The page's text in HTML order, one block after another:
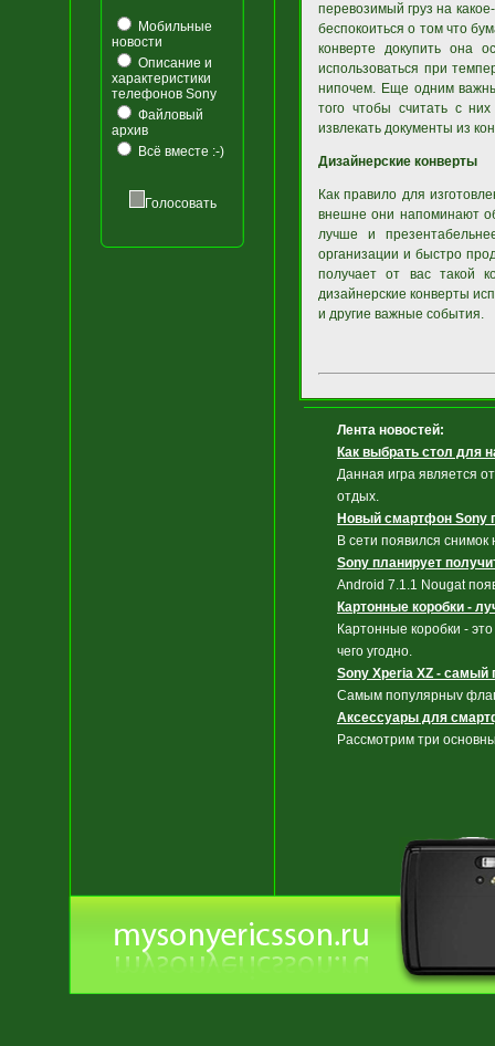
Мобильные
новости
Описание и
характеристики
телефонов Sony
Файловый
архив
Всё вместе :-)
Голосовать
перевозимый груз на
беспокоиться о том что
конверте докупить она
использоваться при
нипочем. Еще одним
того чтобы считать с
извлекать документы из
Дизайнерские конверты
Как правило для
внешне они напоминают
лучше и
организации и быстро
получает от вас такой
дизайнерские конверты
и другие важные события.
Лента новостей:
Как выбрать стол для
Данная игра является
отдых.
Новый смартфон Sony
В сети появился
Sony планирует
Android 7.1.1 Nougat
Картонные коробки -
Картонные коробки -
чего угодно.
Sony Xperia XZ - самый
Cамым популярныv
Аксессуары для
Рассмотрим три